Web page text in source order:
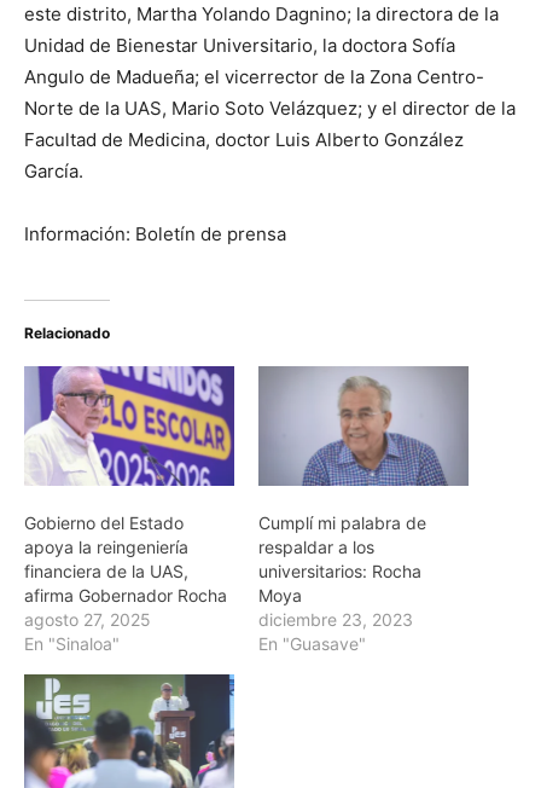
este distrito, Martha Yolando Dagnino; la directora de la
Unidad de Bienestar Universitario, la doctora Sofía
Angulo de Madueña; el vicerrector de la Zona Centro-
Norte de la UAS, Mario Soto Velázquez; y el director de la
Facultad de Medicina, doctor Luis Alberto González
García.
Información: Boletín de prensa
Relacionado
Gobierno del Estado
apoya la reingeniería
financiera de la UAS,
afirma Gobernador Rocha
agosto 27, 2025
En "Sinaloa"
Cumplí mi palabra de
respaldar a los
universitarios: Rocha
Moya
diciembre 23, 2023
En "Guasave"